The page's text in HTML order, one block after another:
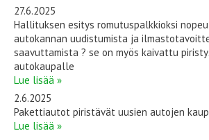
27.6.2025
Hallituksen esitys romutuspalkkioksi
autokannan uudistumista ja
saavuttamista ? se on myös kaivattu
autokaupalle
Lue lisää »
2.6.2025
Pakettiautot piristävät uusien autojen
Lue lisää »